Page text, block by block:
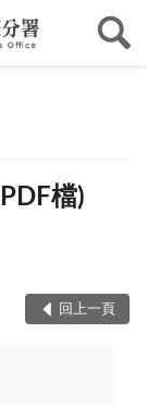
檔)
回上一頁